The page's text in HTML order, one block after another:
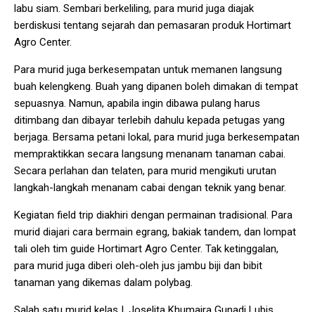
labu siam. Sembari berkeliling, para murid juga diajak
berdiskusi tentang sejarah dan pemasaran produk Hortimart
Agro Center.
Para murid juga berkesempatan untuk memanen langsung
buah kelengkeng. Buah yang dipanen boleh dimakan di tempat
sepuasnya. Namun, apabila ingin dibawa pulang harus
ditimbang dan dibayar terlebih dahulu kepada petugas yang
berjaga. Bersama petani lokal, para murid juga berkesempatan
mempraktikkan secara langsung menanam tanaman cabai.
Secara perlahan dan telaten, para murid mengikuti urutan
langkah-langkah menanam cabai dengan teknik yang benar.
Kegiatan field trip diakhiri dengan permainan tradisional. Para
murid diajari cara bermain egrang, bakiak tandem, dan lompat
tali oleh tim guide Hortimart Agro Center. Tak ketinggalan,
para murid juga diberi oleh-oleh jus jambu biji dan bibit
tanaman yang dikemas dalam polybag.